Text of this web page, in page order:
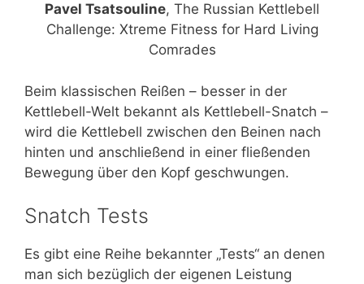
Pavel Tsatsouline, The Russian Kettlebell
Challenge: Xtreme Fitness for Hard Living
Comrades
Beim klassischen Reißen – besser in der
Kettlebell-Welt bekannt als Kettlebell-Snatch –
wird die Kettlebell zwischen den Beinen nach
hinten und anschließend in einer fließenden
Bewegung über den Kopf geschwungen.
Snatch Tests
Es gibt eine Reihe bekannter „Tests“ an denen
man sich bezüglich der eigenen Leistung